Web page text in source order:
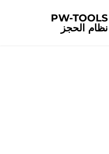
PW-TOOLS
نظام الحجز